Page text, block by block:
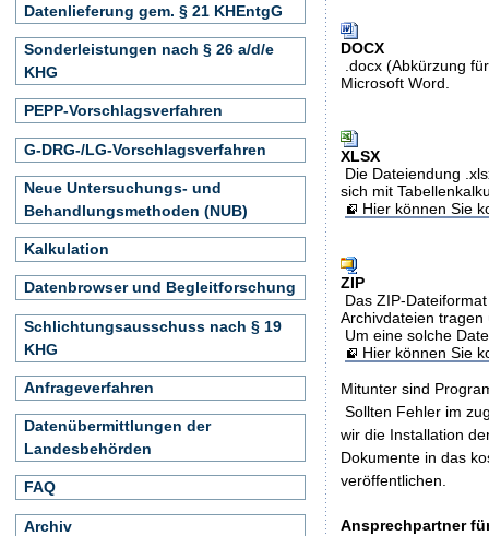
DOCX
.docx (Abkürzung
Microsoft Word.
XLSX
Die Dateiendung
sich mit
Hier können Sie
ZIP
Das ZIP-
Archivdateien
Um eine solche
Hier können Sie
Mitunter sind
Sollten Fehler im
wir die Installation
Dokumente in das
veröffentlichen.
Ansprechpartner
Datenlieferung gem. § 21 KHEntgG
Sonderleistungen nach § 26 a/d/e
KHG
PEPP-Vorschlagsverfahren
G-DRG-/LG-Vorschlagsverfahren
Neue Untersuchungs- und
Behandlungsmethoden (NUB)
Kalkulation
Datenbrowser und Begleitforschung
Schlichtungsausschuss nach § 19
KHG
Anfrageverfahren
Datenübermittlungen der
Landesbehörden
FAQ
Archiv